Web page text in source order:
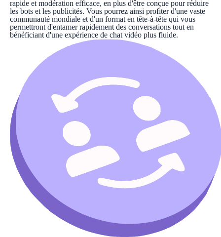
rapide et modération efficace, en plus d'être conçue pour réduire
les bots et les publicités. Vous pourrez ainsi profiter d'une vaste
communauté mondiale et d'un format en tête-à-tête qui vous
permettront d'entamer rapidement des conversations tout en
bénéficiant d'une expérience de chat vidéo plus fluide.